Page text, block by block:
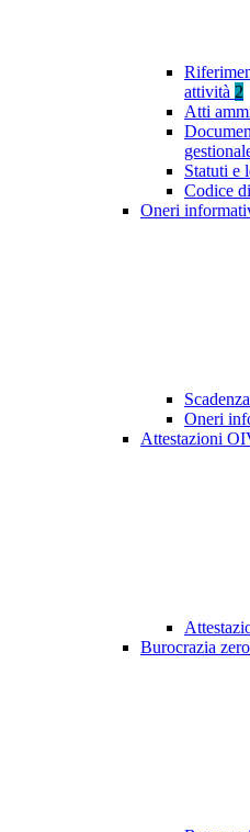
attività 2
Atti
Statuti e
Codice
Oneri
Oneri
Attestazioni
Burocrazia zero